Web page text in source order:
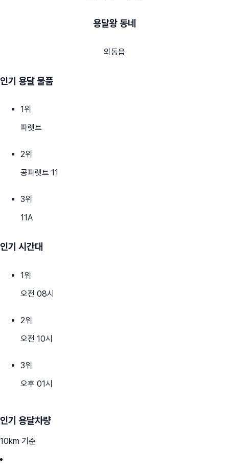
용달왕 동네
외동읍
인기 용달 물품
1위
파렛트
2위
공파렛트 11
3위
11A
인기 시간대
1위
오전 08시
2위
오전 10시
3위
오후 01시
인기 용달차량
10km 기준